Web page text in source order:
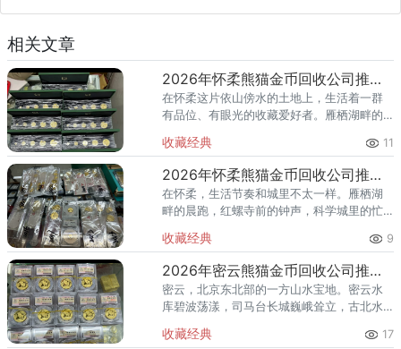
相关文章
2026年怀柔熊猫金币回收公司推荐 怀柔回收熊猫金币渠道
在怀柔这片依山傍水的土地上，生活着一群
有品位、有眼光的收藏爱好者。雁栖湖畔的
红螺寺的香火绵延不绝——怀柔的藏家群体
也在悄然壮大。熊猫金币，作为
收藏经典 11
2026年怀柔熊猫金币回收公司推荐 怀柔哪里回收熊猫金币
在怀柔，生活节奏和城里不太一样。雁栖湖
畔的晨跑，红螺寺前的钟声，科学城里的忙
值。熊猫金币作为兼具投资与收藏属性的热
门品种，在怀柔的藏家圈子里一
收藏经典 9
2026年密云熊猫金币回收公司推荐 密云回收熊猫金币正规渠道
密云，北京东北部的一方山水宝地。密云水
库碧波荡漾，司马台长城巍峨耸立，古北水
的土地上，越来越多的人开始关注钱币收
收藏经典 17